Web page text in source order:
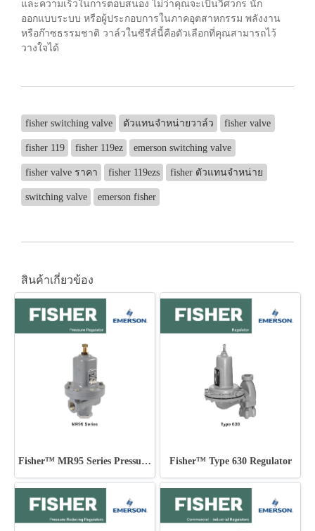
และความเร็วในการตอบสนอง ไม่ว่าคุณจะเป็นวิศวกร นัก
ออกแบบระบบ หรือผู้ประกอบการในภาคอุตสาหกรรม พลังงาน
หรือก๊าซธรรมชาติ วาล์วในซีรีส์นี้คือตัวเลือกที่คุณสามารถไว้
วางใจได้
fisher switching valve ตัวแทนจำหน่ายวาล์ว fisher valve
fisher 119 fisher 119ez emerson switching valve
fisher valve ราคา fisher 119ezs fisher ตัวแทนจำหน่าย
switching valve emerson fisher
สินค้าเกี่ยวข้อง
Fisher™ MR95 Series Pressure Regulator Fisher™ Type 630 Regulator